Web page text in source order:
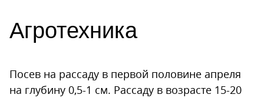
Агротехника
Посев на рассаду в первой половине апреля
на глубину 0,5-1 см. Рассаду в возрасте 15-20